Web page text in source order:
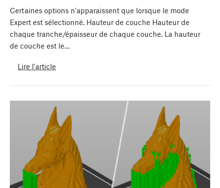
Certaines options n'apparaissent que lorsque le mode
Expert est sélectionné. Hauteur de couche Hauteur de
chaque tranche/épaisseur de chaque couche. La hauteur
de couche est le…
Lire l'article